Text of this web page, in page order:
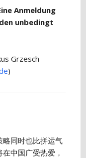
Anmeldung
unbedingt
Grzesch
)
略同时也比拼运气
中国广受热爱，